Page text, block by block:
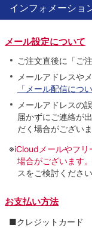
インフォメーショ
メール設定について
ご注文直後に「ご
メールアドレスや
「メール配信につい
メールアドレスの
届かずにご連絡が
だく場合がございま
※iCloudメールやフ
場合がございます。
スをご検討くださ
お支払い方法
■クレジットカード